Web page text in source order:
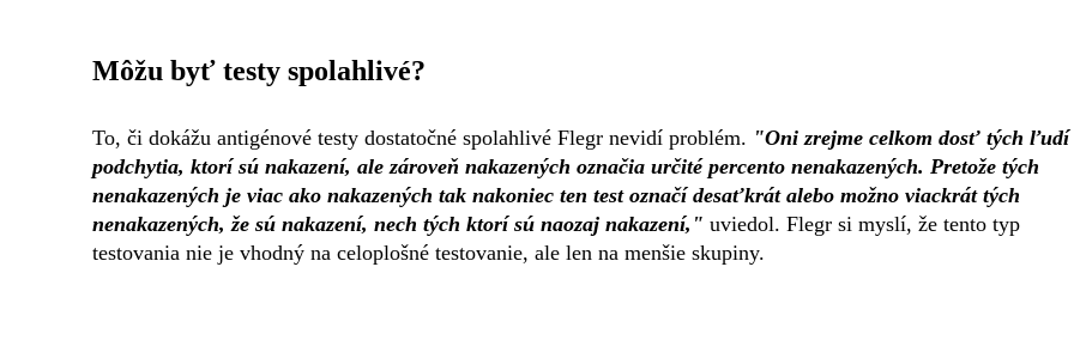
Môžu byť testy spolahlivé?
To, či dokážu antigénové testy dostatočné spolahlivé Flegr nevidí problém. "Oni zrejme celkom dosť tých ľudí
podchytia, ktorí sú nakazení, ale zároveň nakazených označia určité percento nenakazených. Pretože tých
nenakazených je viac ako nakazených tak nakoniec ten test označí desaťkrát alebo možno viackrát tých
nenakazených, že sú nakazení, nech tých ktorí sú naozaj nakazení," uviedol. Flegr si myslí, že tento typ
testovania nie je vhodný na celoplošné testovanie, ale len na menšie skupiny.